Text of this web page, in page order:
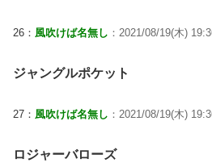
26： 風吹けば名無し ：2021/08/19(木)
ジャングルポケット
27： 風吹けば名無し ：2021/08/19(木)
ロジャーバローズ